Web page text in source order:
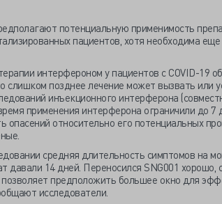
потенциальную применимость
пациентов, хотя необходима
интерфероном у пациентов с COVID-19
слишком позднее лечение может вызвать или
инъекционного интерферона
применения интерферона ограничили до 7
опасений относительно его потенциальных
средняя длительность симптомов на
давали 14 дней. Переносился SNG001
предположить большее окно для
исследователи.